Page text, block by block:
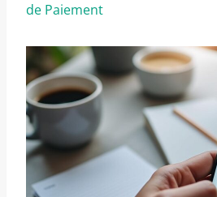
de Paiement